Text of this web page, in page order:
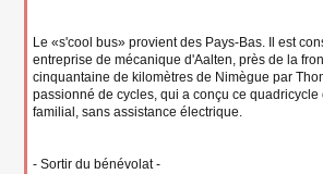
Le «s'cool bus» provient des Pays-Bas. Il est
entreprise de mécanique d'Aalten, près de la
cinquantaine de kilomètres de Nimègue par
passionné de cycles, qui a conçu ce quadricycle
familial, sans assistance électrique.
- Sortir du bénévolat -